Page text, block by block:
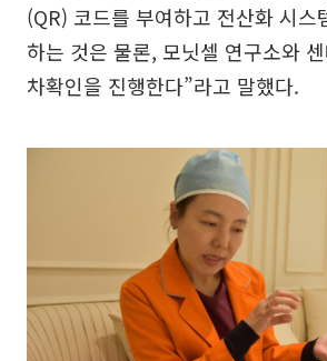
(QR) 코드를 부여하고 전산화 시스
하는 것은 물론, 모닛셀 연구소와
차확인을 진행한다”라고 말했다.